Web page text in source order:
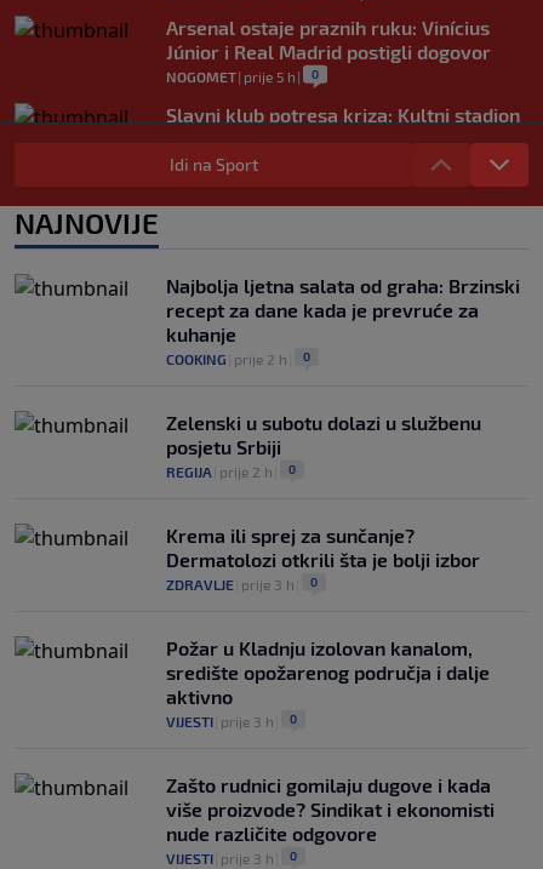
Arsenal ostaje praznih ruku: Vinícius
Júnior i Real Madrid postigli dogovor
NOGOMET| prije 5 h | 0
Slavni klub potresa kriza: Kultni stadion
u Italiji bit će prazan na početku sezone,
navijači objavili rat upravi
Idi na Sport
NAJNOVIJE
Najbolja ljetna salata od graha: Brzinski
recept za dane kada je prevruće za
kuhanje
COOKING prije 2 h 0
Zelenski u subotu dolazi u službenu
posjetu Srbiji
REGIJA prije 2 h 0
Krema ili sprej za sunčanje?
Dermatolozi otkrili šta je bolji izbor
ZDRAVLJE prije 3 h 0
Požar u Kladnju izolovan kanalom,
središte opožarenog područja i dalje
aktivno
VIJESTI prije 3 h 0
Zašto rudnici gomilaju dugove i kada
više proizvode? Sindikat i ekonomisti
nude različite odgovore
VIJESTI prije 3 h 0